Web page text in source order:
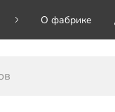
О фабрике